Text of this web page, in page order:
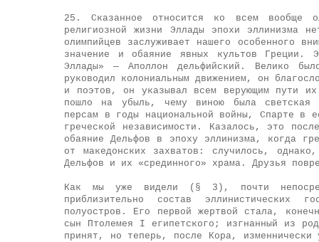
25. Сказанное относится ко всем вообще
религиозной жизни Эллады эпохи эллинизма
олимпийцев заслуживает нашего особенного
значение и обаяние явных культов Греции.
Эллады» — Аполлон дельфийский. Велико
руководил колониальным движением, он
и поэтов, он указывал всем верующим пути
пошло на убыль, чему виною была светская
персам в годы национальной войны, Спарте в
греческой независимости. Казалось, это
обаяние Дельфов в эпоху эллинизма, когда
от македонских захватов: случилось,
Дельфов и их «срединного» храма. Друзья
Как мы уже видели (§ 3), почти
приблизительно состав эллинистических
полуостров. Его первой жертвой стала,
сын Птолемея I египетского; изгнанный из
принят, но теперь, после Кора, изменнически